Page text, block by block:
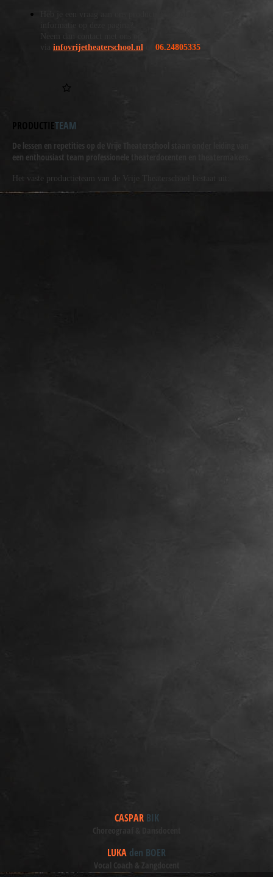
Neem dan contact met ons op
via
infovrijetheaterschool.nl 06.24805335
PRODUCTIETEAM
De lessen en repetities op de Vrije Theaterschool staan onder leiding van
een enthousiast team professionele theaterdocenten en theatermakers.
Het vaste productieteam van de Vrije Theaterschool bestaat uit:
CASPAR BIK
Choreograaf & Dansdocent
LUKA den BOER
Vocal Coach & Zangdocent